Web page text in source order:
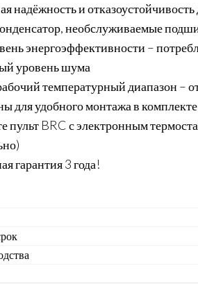
надёжность и
необслуживаемые
энергоэффективности –
уровень шума
температурный диапазон –
для удобного монтажа в комплекте
пульт BRC с электронным
гарантия 3 года!